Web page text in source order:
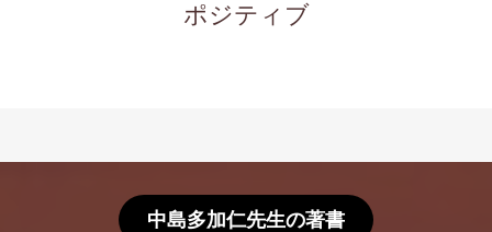
ポジティブ
中島多加仁先生の著書